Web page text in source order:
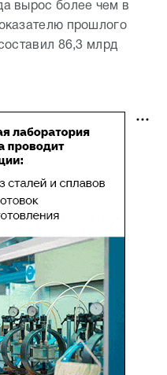
вырос более чем в
прошлого
86,3 млрд